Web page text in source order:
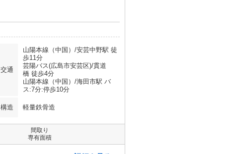
交通
山陽本線（中国）/安芸中野駅 徒
歩11分
芸陽バス(広島市安芸区)/貫道
橋 徒歩4分
山陽本線（中国）/海田市駅 バ
ス:7分:停歩10分
構造 軽量鉄骨造
間取り
専有面積